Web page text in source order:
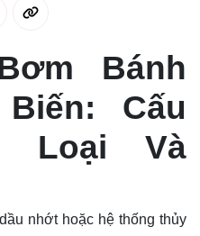
Bánh
Cấu
Loại Và
nhớt hoặc hệ thống thủy